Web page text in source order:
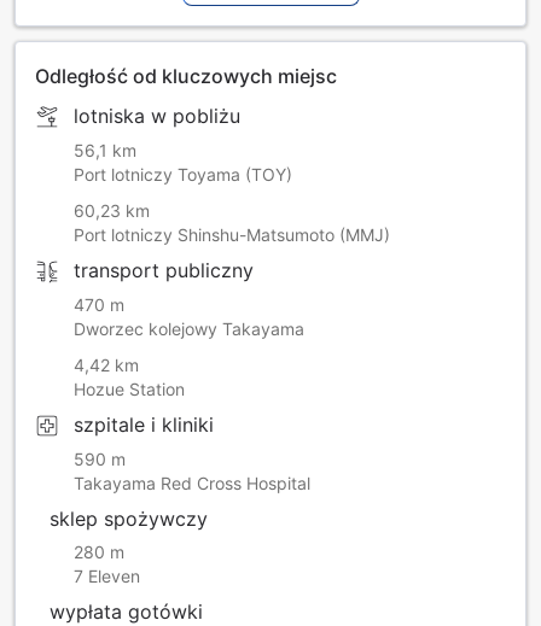
Odległość od kluczowych miejsc
lotniska w pobliżu
56,1 km
Port lotniczy Toyama (TOY)
60,23 km
Port lotniczy Shinshu-Matsumoto (MMJ)
transport publiczny
470 m
Dworzec kolejowy Takayama
4,42 km
Hozue Station
szpitale i kliniki
590 m
Takayama Red Cross Hospital
sklep spożywczy
280 m
7 Eleven
wypłata gotówki